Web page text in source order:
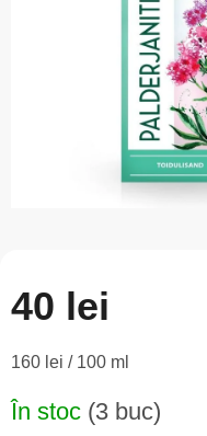
40 lei
Evaluare
160 lei / 100 ml
În stoc (3 buc)